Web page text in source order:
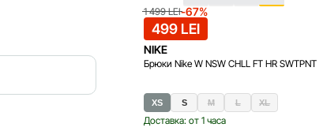
1 499 LEI-67%
499 LEI
NIKE
Брюки Nike W NSW CHLL FT HR SWTPNT
XS S M L XL
Доставка: от 1 часа